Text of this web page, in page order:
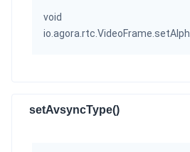
void
setAvsyncType()